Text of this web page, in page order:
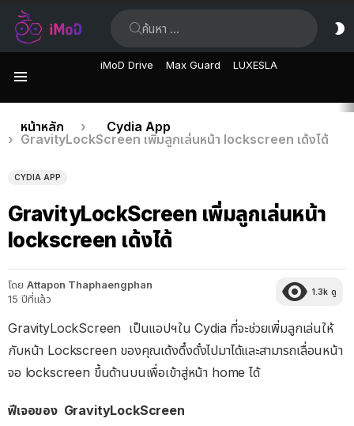
iMoD Drive Max Guard LUXESLA
เรื่อง
ล่าสุด
คุณอยู่ที่นี่:
หน้าหลัก
Cydia App
GravityLockScreen เพิ่มลูกเล่นหน้า lockscreen เด้งได้
CYDIA APP
GravityLockScreen เพิ่มลูกเล่นหน้า
lockscreen เด้งได้
โดย Attapon Thaphaengphan
15 ปีที่แล้ว
1.3k ดู
GravityLockScreen เป็นแอปฯใน Cydia ที่จะช่วยเพิ่มลูกเล่นให้
กับหน้า Lockscreen ของคุณเด้งดึ๋งดั๋งไปมาได้และสามารถเลื่อนหน้า
จอ lockscreen ขึ้นด้านบนเพื่อเข้าสู่หน้า home ได้
ฟีเจอของ GravityLockScreen